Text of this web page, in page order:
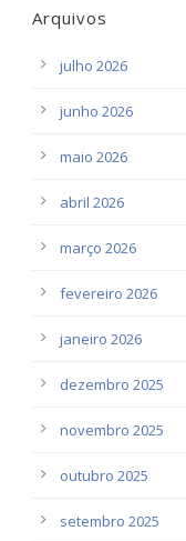
Arquivos
julho 2026
junho 2026
maio 2026
abril 2026
março 2026
fevereiro 2026
janeiro 2026
dezembro 2025
novembro 2025
outubro 2025
setembro 2025